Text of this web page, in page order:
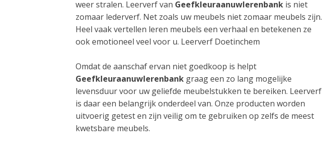
weer stralen. Leerverf van Geefkleuraanuwlerenbank is niet
zomaar lederverf. Net zoals uw meubels niet zomaar meubels zijn.
Heel vaak vertellen leren meubels een verhaal en betekenen ze
ook emotioneel veel voor u. Leerverf Doetinchem
Omdat de aanschaf ervan niet goedkoop is helpt
Geefkleuraanuwlerenbank graag een zo lang mogelijke
levensduur voor uw geliefde meubelstukken te bereiken. Leerverf
is daar een belangrijk onderdeel van. Onze producten worden
uitvoerig getest en zijn veilig om te gebruiken op zelfs de meest
kwetsbare meubels.